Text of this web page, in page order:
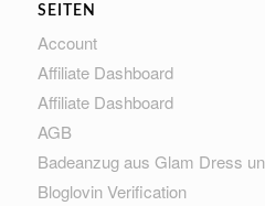
SEITEN
Account
Affiliate Dashboard
Affiliate Dashboard
AGB
Badeanzug aus Glam Dress
Bloglovin Verification